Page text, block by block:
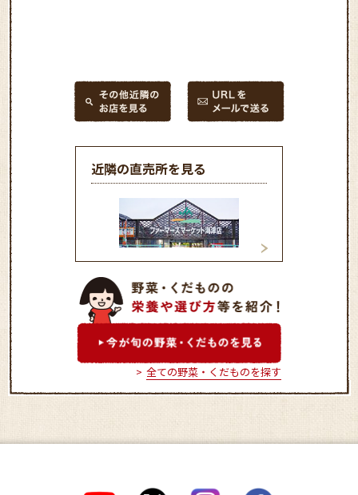
近隣の直売所を見る
ファーマーズマーケット海
津店
農産物直売所木曽
全ての野菜・くだものを探す